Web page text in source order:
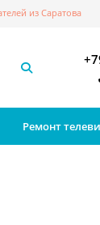
из Саратова
Ремонт